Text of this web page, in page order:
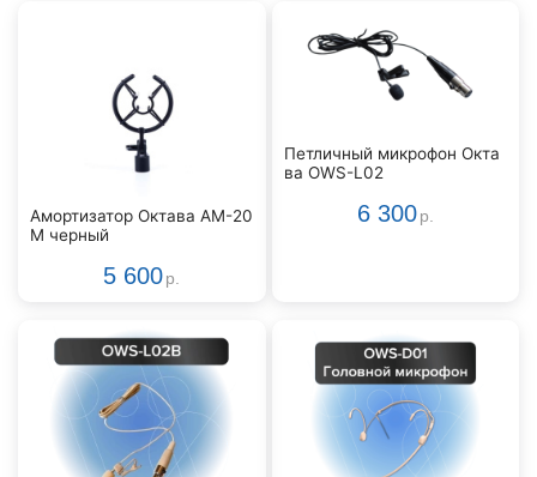
Амортизатор Октава АМ-20
М черный
5 600 р.
Петличный микрофон Окта
ва OWS-L02
6 300 р.